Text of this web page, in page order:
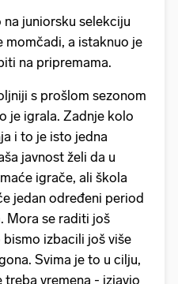
juniorsku selekciju
momčadi, a istaknuo je
na pripremama.
s prošlom sezonom
je igrala. Zadnje kolo
i to je isto jedna
javnost želi da u
igrače, ali škola
jedan određeni period
Mora se raditi još
izbacili još više
Svima je to u cilju,
treba vremena - izjavio